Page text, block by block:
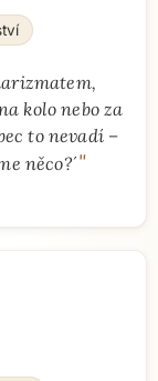
kolo nebo za
to nevadí –
něco?´"